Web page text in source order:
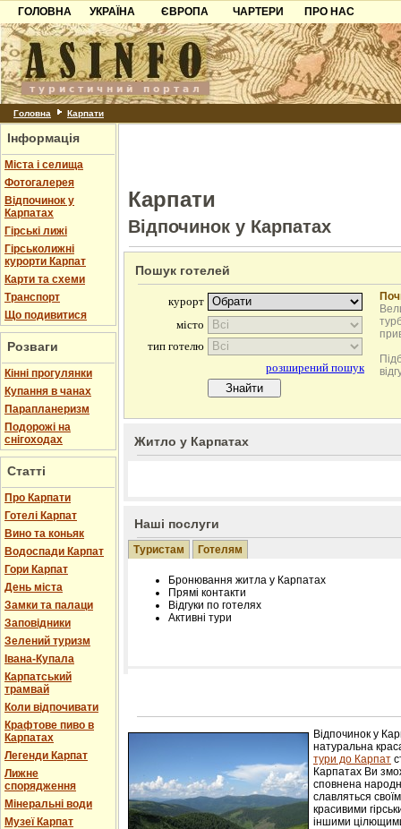
ГОЛОВНА
УКРАЇНА
Карпати
Азов
Причорноморря
Шацьк
ЄВРОПА
Чорногорія
Хорватія
Болгарія
ЧАРТЕРИ
ПРО НАС
Контакти
Партнерам
Додати готель
Головна Карпати
Інформація
Міста і селища
Фотогалерея
Відпочинок у
Карпатах
Гірські лижі
Гірськолижні
курорти Карпат
Карти та схеми
Транспорт
Що подивитися
Розваги
Кінні прогулянки
Купання в чанах
Парапланеризм
Подорожі на
снігоходах
Статті
Про Карпати
Готелі Карпат
Вино та коньяк
Водоспади Карпат
Гори Карпат
День міста
Замки та палаци
Заповідники
Зелений туризм
Івана-Купала
Карпатський
трамвай
Коли відпочивати
Крафтове пиво в
Карпатах
Легенди Карпат
Лижне
спорядження
Мінеральні води
Музеї Карпат
Карпати
Відпочинок у Карпатах
Пошук готелей
Житло у Карпатах
Наші послуги
Туристам Готелям
Бронювання житла у Карпатах
Прямі контакти
Відгуки по готелях
Активні тури
Лічільник відвідувачів
Відпочинок у
натуральна
тури до Карпат
Карпатах Ви
сповнена
славляться
красивими
іншими